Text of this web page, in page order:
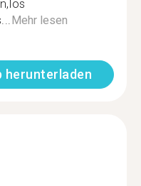
Mehr lesen
herunterladen